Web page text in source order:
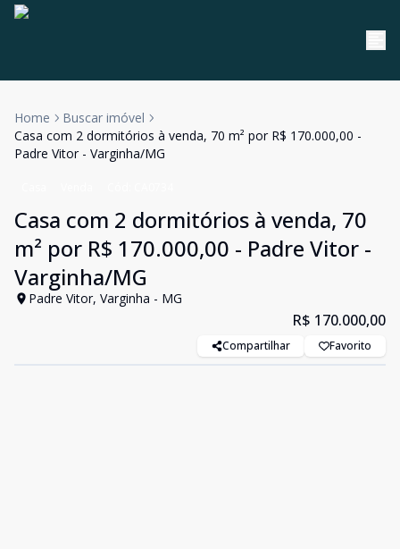
Home
Buscar imóvel
Casa com 2 dormitórios à venda, 70 m² por R$ 170.000,00 -
Padre Vitor - Varginha/MG
Casa com 2 dormitórios à venda, 70
m² por R$ 170.000,00 - Padre Vitor -
Varginha/MG
Padre Vitor, Varginha - MG
R$ 170.000,00
Compartilhar Favorito